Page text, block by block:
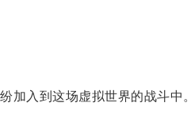
入到这场虚拟世界的战斗中。